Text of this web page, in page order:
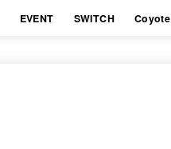
EVENT SWITCH Coyote